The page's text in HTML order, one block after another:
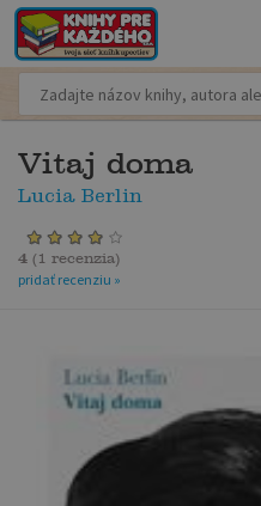
Vitaj doma
Lucia Berlin
4 ( 1 recenzia)
pridať recenziu »